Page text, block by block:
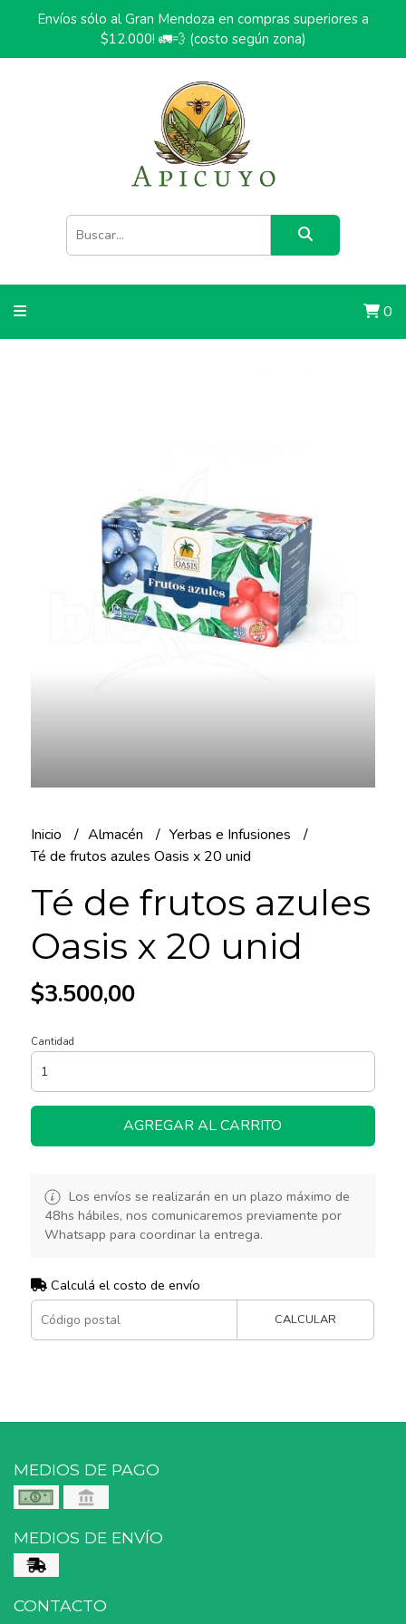
Envíos sólo al Gran Mendoza en compras superiores a
$12.000! 🚛💨 (costo según zona)
0
Inicio Almacén
Yerbas e Infusiones
Té de frutos azules Oasis x 20 unid
Té de frutos azules
Oasis x 20 unid
$3.500,00
Cantidad
AGREGAR AL CARRITO
Los envíos se realizarán en un plazo máximo de
48hs hábiles, nos comunicaremos previamente por
Whatsapp para coordinar la entrega.
Calculá el costo de envío
CALCULAR
MEDIOS DE PAGO
MEDIOS DE ENVÍO
CONTACTO